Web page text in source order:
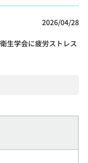
2026/04/28
生学会に疲労ストレス